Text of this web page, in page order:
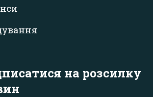
на розсилку